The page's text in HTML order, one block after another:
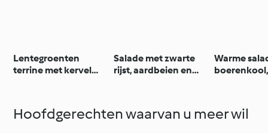
Lentegroenten
terrine met kervel
Salade met zwarte
rijst, aardbeien en
Warme
Hoofdgerechten waarvan u meer wil